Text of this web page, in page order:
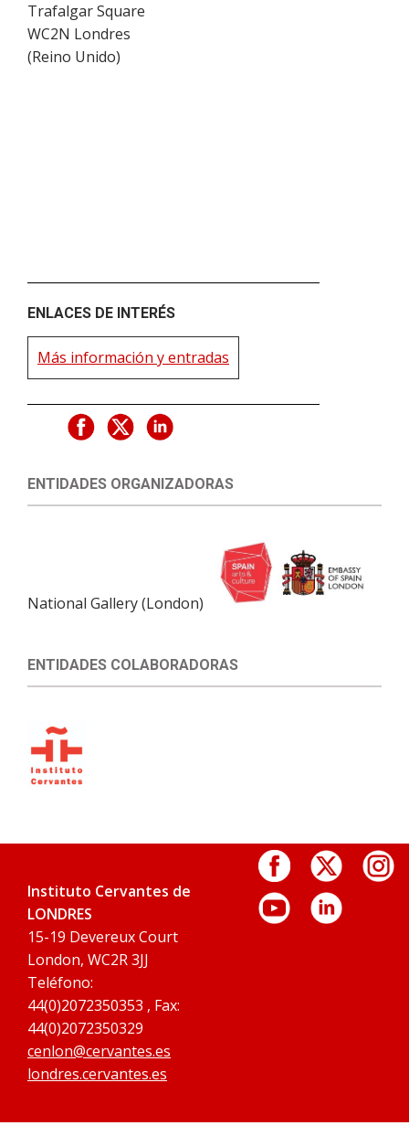
Trafalgar Square
WC2N Londres
(Reino Unido)
ENLACES DE INTERÉS
Más información y entradas
ENTIDADES ORGANIZADORAS
National Gallery (London)
ENTIDADES COLABORADORAS
Instituto Cervantes de
LONDRES
15-19 Devereux Court
London, WC2R 3JJ
Teléfono:
44(0)2072350353 , Fax:
44(0)2072350329
cenlon@cervantes.es
londres.cervantes.es